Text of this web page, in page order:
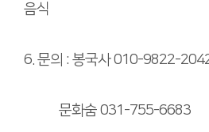
음식
6. 문의 : 봉국사 010-9822-
문화숨 031-755-6683